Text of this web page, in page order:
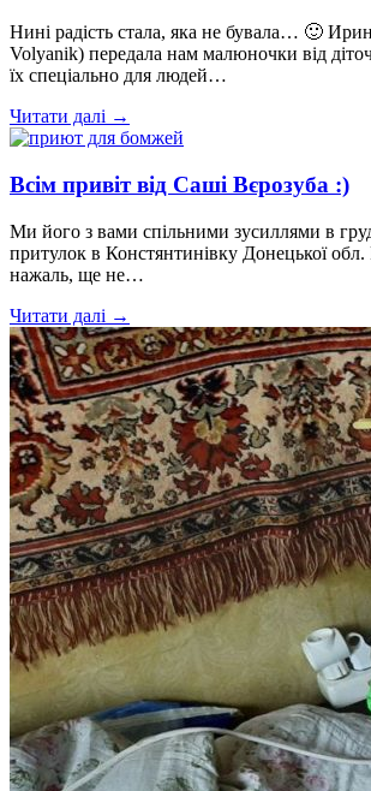
Нині радість стала, яка не бувала… 🙂
Volyanik) передала нам малюночки від
їх спеціально для людей…
Читати далі →
Всім привіт від Саші Вєрозуба :)
Ми його з вами спільними зусиллями в
притулок в Констянтинівку Донецької обл.
нажаль, ще не…
Читати далі →